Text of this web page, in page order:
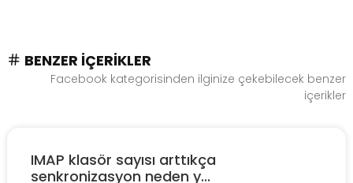
BENZER İÇERIKLER
Facebook kategorisinden ilginize çekebilecek benzer
içerikler
IMAP klasör sayısı arttıkça
senkronizasyon neden y...